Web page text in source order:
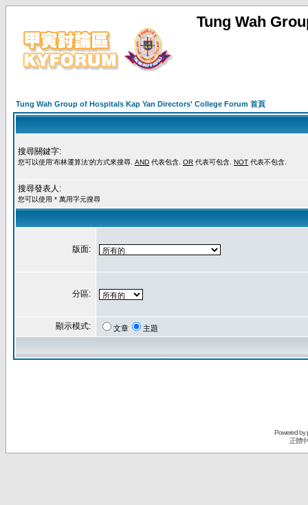
Tung Wah
Tung Wah Group of Hospitals Kap Yan Directors' College Forum 首頁
搜尋關鍵字:
您可以使用'布林運算法'的方式來搜尋. AND 代表包含. OR 代表可包含. NOT 代表不包含.
搜尋發表人:
您可以使用 * 萬用字元搜尋
版面:
分區:
顯示模式: 文章 主題
Powered by
正體